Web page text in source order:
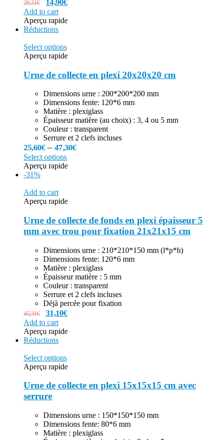
28,31€ 14,90€
Add to cart
Aperçu rapide
Réductions
Select options
Aperçu rapide
Urne de collecte en plexi 20x20x20 cm
Dimensions urne : 200*200*200 mm
Dimensions fente: 120*6 mm
Matière : plexiglass
Épaisseur matière (au choix) : 3, 4 ou 5 mm
Couleur : transparent
Serrure et 2 clefs incluses
25,60€–47,30€
Select options
Aperçu rapide
-31%
Add to cart
Aperçu rapide
Urne de collecte de fonds en plexi épaisseur 5
mm avec trou pour fixation 21x21x15 cm
Dimensions urne : 210*210*150 mm (l*p*h)
Dimensions fente: 120*6 mm
Matière : plexiglass
Épaisseur matière : 5 mm
Couleur : transparent
Serrure et 2 clefs incluses
Déjà percée pour fixation
45,31€ 31,10€
Add to cart
Aperçu rapide
Réductions
Select options
Aperçu rapide
Urne de collecte en plexi 15x15x15 cm avec
serrure
Dimensions urne : 150*150*150 mm
Dimensions fente: 80*6 mm
Matière : plexiglass